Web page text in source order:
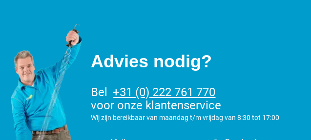
Advies nodig?
Bel
+31 (0) 222 761 770
voor onze klantenservice
Wij zijn bereikbaar van maandag t/m vrijdag van 8:30 tot 17:00